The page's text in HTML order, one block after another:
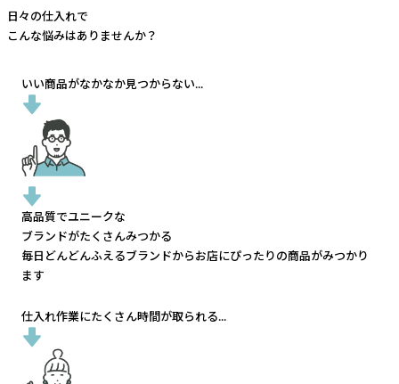
日々の仕入れで
こんな悩みはありませんか？
いい商品がなかなか見つからない...
高品質でユニークな
ブランドがたくさんみつかる
毎日どんどんふえるブランドからお店にぴったりの商品がみつかり
ます
仕入れ作業にたくさん時間が取られる...